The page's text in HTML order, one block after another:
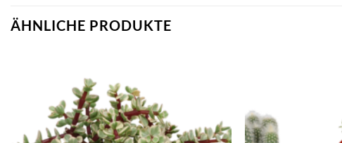
ÄHNLICHE PRODUKTE